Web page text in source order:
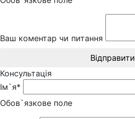
Ваш коментар чи питання
Відправити
Консультація
Ім`я*
Обов`язкове поле